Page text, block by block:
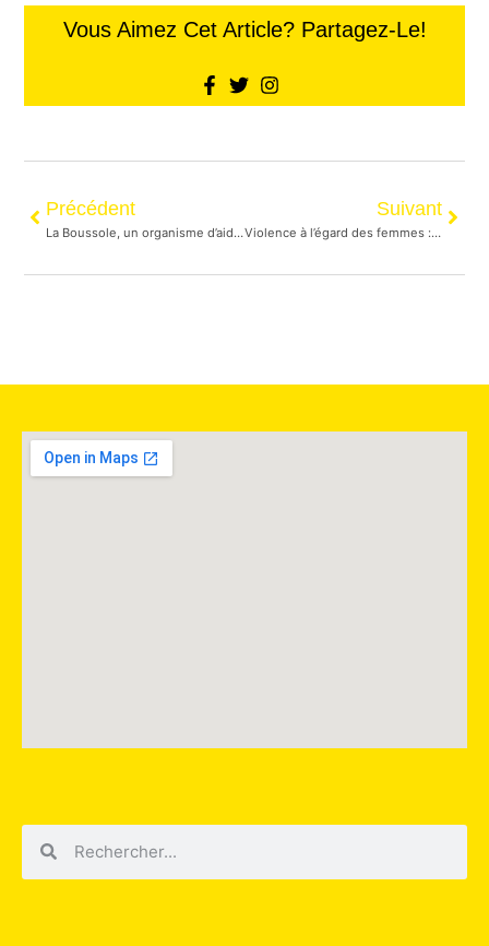
Vous Aimez Cet Article? Partagez-Le!
Précédent
La Boussole, un organisme d’aide francophone incontournable
Suivant
Violence à l’égard des femmes : rester chez soi n’est pas toujours une option